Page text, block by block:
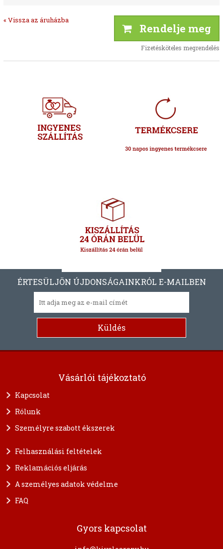
« Vissza az áruházba
Rendelje meg
Fizetésköteles megrendelés
ÉRTESÜLJÖN ÚJDONSÁGAINKRÓL E-MAILBEN
Vásárlói tájékoztató
Kapcsolat
Rólunk
Személyre szabott ékszerek
Felhasználási feltételek
Reklamációs eljárás
A személyes adatok védelme
FAQ
Gyors kapcsolat